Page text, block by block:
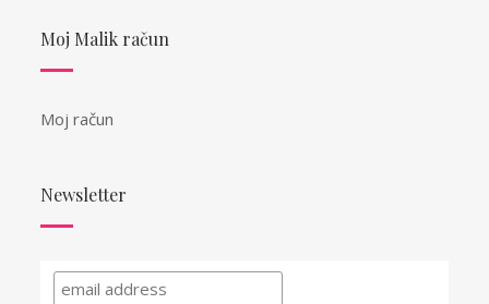
Moj Malik račun
Moj račun
Newsletter